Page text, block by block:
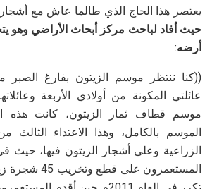
يعتصر هذا الحاج الذي طالما عاش مع
حيث أفاد لباحث مركز أبحاث الأراضي وهو
أرضه:
((كنا ننتظر موسم الزيتون بفارغ
عائلتي المكونة من أولادي الأربعة
موسم قطاف ثمار الزيتون، كانت هذه
الموسم بالكامل، وهذا الاعتداء
المستعمرون